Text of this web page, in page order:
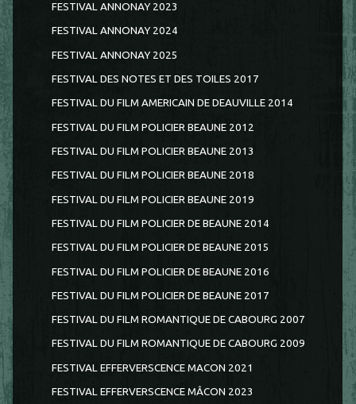
FESTIVAL ANNONAY 2023
FESTIVAL ANNONAY 2024
FESTIVAL ANNONAY 2025
FESTIVAL DES NOTES ET DES TOILES 2017
FESTIVAL DU FILM AMERICAIN DE DEAUVILLE 2014
FESTIVAL DU FILM POLICIER BEAUNE 2012
FESTIVAL DU FILM POLICIER BEAUNE 2013
FESTIVAL DU FILM POLICIER BEAUNE 2018
FESTIVAL DU FILM POLICIER BEAUNE 2019
FESTIVAL DU FILM POLICIER DE BEAUNE 2014
FESTIVAL DU FILM POLICIER DE BEAUNE 2015
FESTIVAL DU FILM POLICIER DE BEAUNE 2016
FESTIVAL DU FILM POLICIER DE BEAUNE 2017
FESTIVAL DU FILM ROMANTIQUE DE CABOURG 2007
FESTIVAL DU FILM ROMANTIQUE DE CABOURG 2009
FESTIVAL EFFERVERSCENCE MACON 2021
FESTIVAL EFFERVERSCENCE MÂCON 2023